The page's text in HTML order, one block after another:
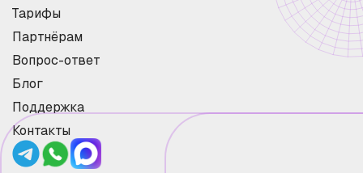
Тарифы
Партнёрам
Вопрос-ответ
Блог
Поддержка
Контакты